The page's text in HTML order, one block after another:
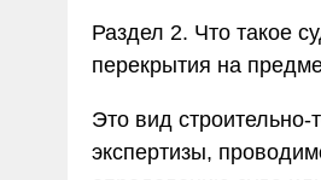
Раздел 2. Что такое
перекрытия на
Это вид строительно-
экспертизы,